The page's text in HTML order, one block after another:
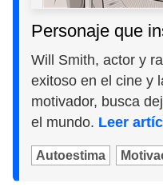
Personaje que
Will Smith, actor y
exitoso en el cine y
motivador, busca
el mundo. Leer
Autoestima